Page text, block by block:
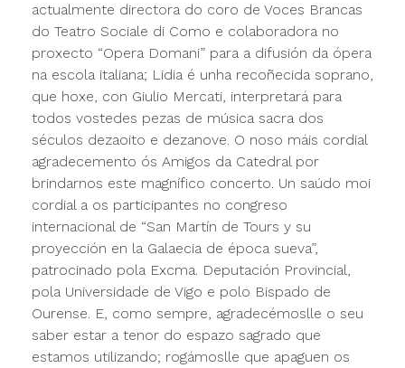
actualmente directora do coro de Voces Brancas
do Teatro Sociale di Como e colaboradora no
proxecto “Opera Domani” para a difusión da ópera
na escola italiana; Lidia é unha recoñecida soprano,
que hoxe, con Giulio Mercati, interpretará para
todos vostedes pezas de música sacra dos
séculos dezaoito e dezanove. O noso máis cordial
agradecemento ós Amigos da Catedral por
brindarnos este magnífico concerto. Un saúdo moi
cordial a os participantes no congreso
internacional de “San Martín de Tours y su
proyección en la Galaecia de época sueva”,
patrocinado pola Excma. Deputación Provincial,
pola Universidade de Vigo e polo Bispado de
Ourense. E, como sempre, agradecémoslle o seu
saber estar a tenor do espazo sagrado que
estamos utilizando; rogámoslle que apaguen os